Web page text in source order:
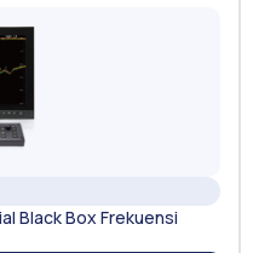
Black Box Frekuensi